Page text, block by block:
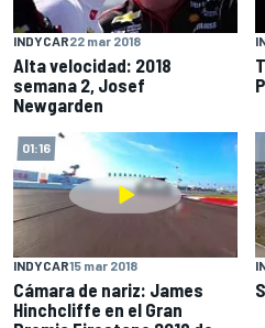
INDYCAR22 mar 2018
Alta velocidad: 2018
semana 2, Josef
Newgarden
01:16
INDYCAR15 mar 2018
Cámara de nariz: James
Hinchcliffe en el Gran